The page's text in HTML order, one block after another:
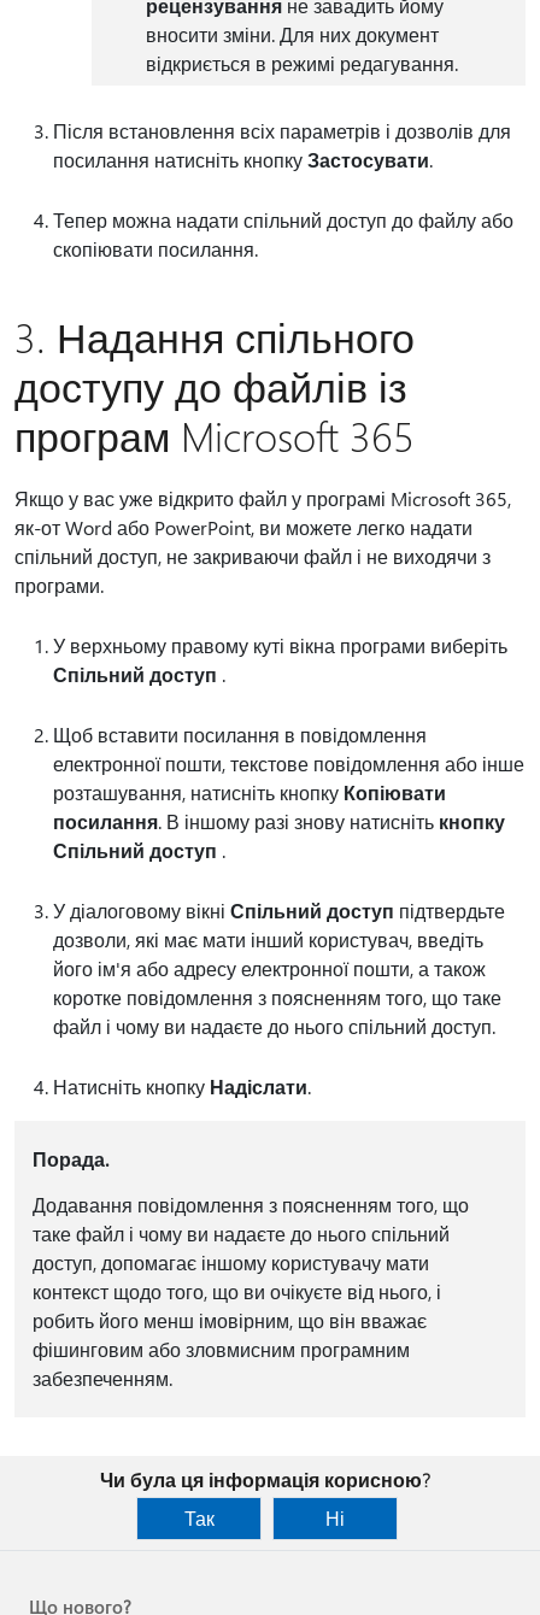
рецензуванняне завадить йому
вносити зміни. Для них документ
відкриється в режимі редагування.
Після встановлення всіх параметрів і дозволів для
посилання натисніть кнопкуЗастосувати.
Тепер можна надати спільний доступ до файлу або
скопіювати посилання.
3. Надання спільного
доступу до файлів із
програм Microsoft 365
Якщо у вас уже відкрито файл у програмі Microsoft 365,
як-от Word або PowerPoint, ви можете легко надати
спільний доступ, не закриваючи файл і не виходячи з
програми.
У верхньому правому куті вікна програми виберіть
Спільний доступ .
Щоб вставити посилання в повідомлення
електронної пошти, текстове повідомлення або інше
розташування, натисніть кнопку Копіювати
посилання. В іншому разі знову натисніть кнопку
Спільний доступ .
У діалоговому вікні Спільний доступ підтвердьте
дозволи, які має мати інший користувач, введіть
його ім'я або адресу електронної пошти, а також
коротке повідомлення з поясненням того, що таке
файл і чому ви надаєте до нього спільний доступ.
Натисніть кнопку Надіслати.
Порада.
Додавання повідомлення з поясненням того, що
таке файл і чому ви надаєте до нього спільний
доступ, допомагає іншому користувачу мати
контекст щодо того, що ви очікуєте від нього, і
робить його менш імовірним, що він вважає
фішинговим або зловмисним програмним
забезпеченням.
Чи була ця інформація корисною?
Так
Ні
Що нового?